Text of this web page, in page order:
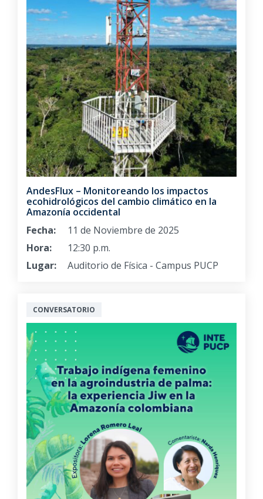
AndesFlux – Monitoreando los impactos
ecohidrológicos del cambio climático en la
Amazonía occidental
Fecha:
11 de Noviembre de 2025
Hora:
12:30 p.m.
Lugar:
Auditorio de Física - Campus PUCP
CONVERSATORIO